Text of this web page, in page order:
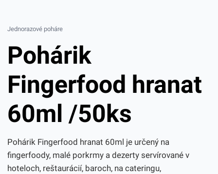
Jednorazové poháre
Pohárik
Fingerfood hranat
60ml /50ks
Pohárik Fingerfood hranat 60ml je určený na
fingerfoody, malé porkrmy a dezerty servírované v
hoteloch, reštaurácií, baroch, na cateringu,